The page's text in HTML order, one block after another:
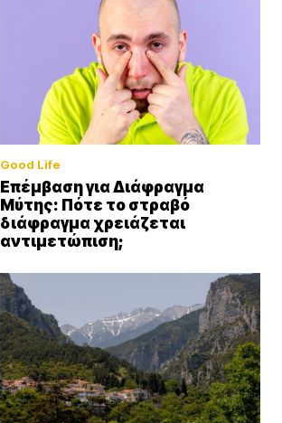
Good Life
Επέμβαση για Διάφραγμα
Μύτης: Πότε το στραβό
διάφραγμα χρειάζεται
αντιμετώπιση;